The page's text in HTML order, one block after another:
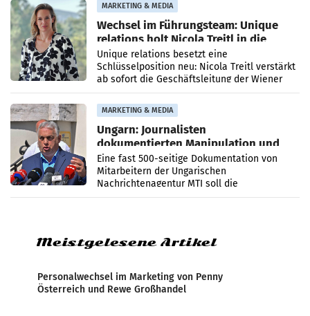
MARKETING & MEDIA
Wechsel im Führungsteam: Unique
relations holt Nicola Treitl in die
Geschäftsleitung
Unique relations besetzt eine
Schlüsselposition neu: Nicola Treitl verstärkt
ab sofort die Geschäftsleitung der Wiener
PR-Agentur an der Seite von Josef Kalina und
Anna Kalina-Mahr.
MARKETING & MEDIA
Ungarn: Journalisten
dokumentierten Manipulation und
Zensur
Eine fast 500-seitige Dokumentation von
Mitarbeitern der Ungarischen
Nachrichtenagentur MTI soll die
systematische Nachrichten-Manipulation und
Meistgelesene Artikel
Personalwechsel im Marketing von Penny
Österreich und Rewe Großhandel